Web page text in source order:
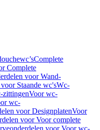
Complete
Complete
voor Wand-
Staande wc'sWc-
zittingenVoor wc-
wc-
voor DesignplatenVoor
voor Voor complete
voor Voor wc-